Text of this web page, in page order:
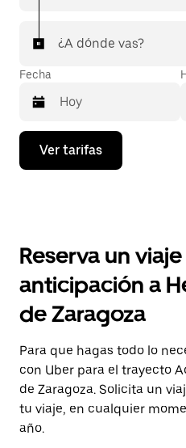
¿A dónde vas?
Fecha
Presiona
flecha
el
y
selecciona
una
Presiona
la
tecla Esc
para
cerrar
el
calendario.
Ver tarifas
Reserva un
anticipación a
de Zaragoza
Para que hagas todo lo
con Uber para el trayecto
de Zaragoza. Solicita un
tu viaje, en cualquier
año.